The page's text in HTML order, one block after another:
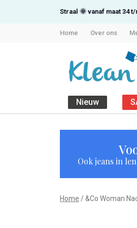
Straal 🌞 vanaf maat 34 t/
Home Over ons
Nieuw
Woman
NadineOok jeans in
Home &Co Woman